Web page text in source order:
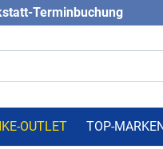
Terminbuchung
OUTLET TOP-